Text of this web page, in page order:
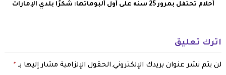
أحلام تحتفل بمرور 25 سنه على أول ألبوماتها: شكرًا بلدي الإمارات
اترك تعليق
لن يتم نشر عنوان بريدك الإلكتروني.الحقول الإلزامية مشار إليها بـ *